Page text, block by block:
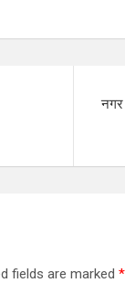
नगर
fields are marked *